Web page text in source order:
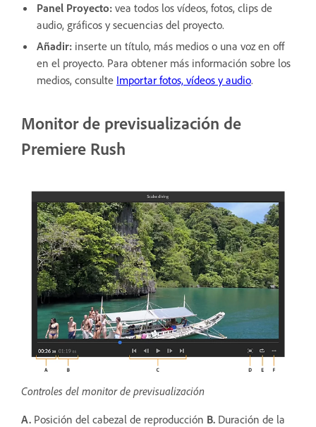
Panel Proyecto: vea todos los vídeos, fotos, clips de
audio, gráficos y secuencias del proyecto.
Añadir: inserte un título, más medios o una voz en off
en el proyecto. Para obtener más información sobre los
medios, consulte Importar fotos, vídeos y audio.
Monitor de previsualización de
Premiere Rush
Controles del monitor de previsualización
A. Posición del cabezal de reproducción B. Duración de la